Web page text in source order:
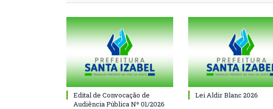
Edital de Convocação de
Audiência Pública Nº 01/2026
Lei Aldir Blanc 2026